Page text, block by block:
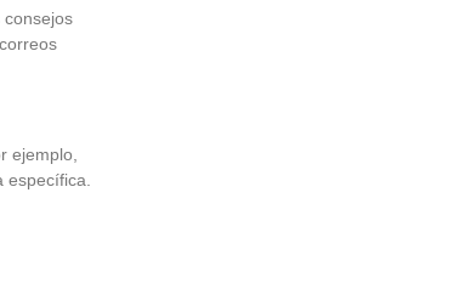
ejemplo,